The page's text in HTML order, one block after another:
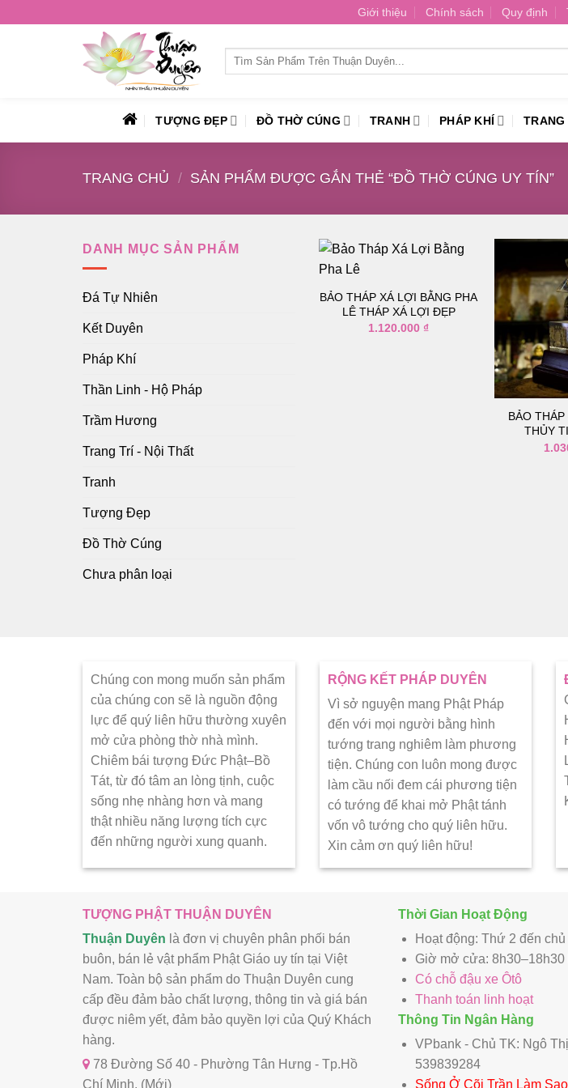
Giới thiệu Chính sách Quy định
Tìm
TƯỢNG ĐẸP ĐỒ THỜ CÚNG TRANH PHÁP KHÍ TRANG
TRANG CHỦ / SẢN PHẨM ĐƯỢC GẮN THẺ “ĐỒ THỜ CÚNG UY TÍN”
DANH MỤC SẢN PHẨM
Đá Tự Nhiên
Kết Duyên
Pháp Khí
Thần Linh - Hộ Pháp
Trầm Hương
Trang Trí - Nội Thất
Tranh
Tượng Đẹp
Đồ Thờ Cúng
Chưa phân loại
Thêm
BẢO THÁP XÁ LỢI BẰNG PHA
LÊ THÁP XÁ LỢI ĐẸP
1.120.000 ₫
BẢO
THỦY
Chúng con mong muốn sản phẩm
của chúng con sẽ là nguồn động
lực để quý liên hữu thường xuyên
mở cửa phòng thờ nhà mình.
Chiêm bái tượng Đức Phật–Bồ
Tát, từ đó tâm an lòng tịnh, cuộc
sống nhẹ nhàng hơn và mang
thật nhiều năng lượng tích cực
đến những người xung quanh.
RỘNG KẾT PHÁP DUYÊN
Vì sở nguyện mang Phật Pháp
đến với mọi người bằng hình
tướng trang nghiêm làm phương
tiện. Chúng con luôn mong được
làm cầu nối đem cái phương tiện
có tướng để khai mở Phật tánh
vốn vô tướng cho quý liên hữu.
Xin cảm ơn quý liên hữu!
TƯỢNG PHẬT THUẬN DUYÊN
Thuận Duyên là đơn vị chuyên phân phối bán
buôn, bán lẻ vật phẩm Phật Giáo uy tín tại Việt
Nam. Toàn bộ sản phẩm do Thuận Duyên cung
cấp đều đảm bảo chất lượng, thông tin và giá bán
được niêm yết, đảm bảo quyền lợi của Quý Khách
hàng.
78 Đường Số 40 - Phường Tân Hưng - Tp.Hồ
Chí Minh. (Mới)
Thời Gian Hoạt Động
Hoạt động: Thứ 2 đến
Giờ mở cửa: 8h30–18h30
Có chỗ đậu xe Ôtô
Thanh toán linh hoạt
Thông Tin Ngân Hàng
VPbank - Chủ TK: Ngô
539839284
Sống Ở Cõi Trần Làm